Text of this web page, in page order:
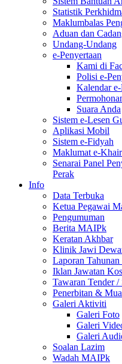
Statistik
Maklumbalas
Aduan dan
Undang-Undang
e-Penyertaan
Kami di
Polisi e-
Kalendar
Suara Anda
Sistem e-Lesen
Aplikasi Mobil
Sistem e-Fidyah
Maklumat e-
Senarai Panel
Perak
Info
Data Terbuka
Ketua Pegawai
Pengumuman
Berita MAIPk
Keratan Akhbar
Klinik Jawi
Laporan
Iklan Jawatan
Tawaran Tender /
Penerbitan &
Galeri Aktiviti
Galeri Foto
Galeri
Galeri
Soalan Lazim
Wadah MAIPk